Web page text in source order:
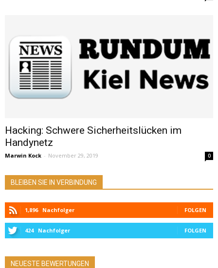
Hacking: Schwere Sicherheitslücken im
Handynetz
Marwin Kock - November 29, 2019 0
BLEIBEN SIE IN VERBINDUNG
1,896 Nachfolger FOLGEN
424 Nachfolger FOLGEN
NEUESTE BEWERTUNGEN